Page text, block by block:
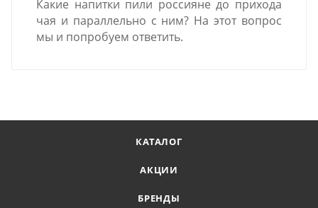
Какие напитки пили россияне до прихода
чая и параллельно с ним? На этот вопрос
мы и попробуем ответить.
КАТАЛОГ
АКЦИИ
БРЕНДЫ